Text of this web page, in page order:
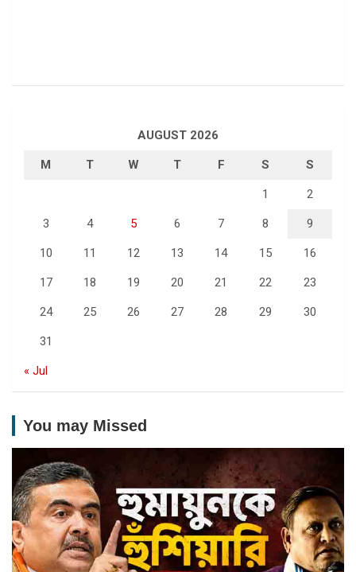
AUGUST 2026
M T W T F S S
1 2
3 4 5 6 7 8 9
10 11 12 13 14 15 16
17 18 19 20 21 22 23
24 25 26 27 28 29 30
31
« Jul
You may Missed